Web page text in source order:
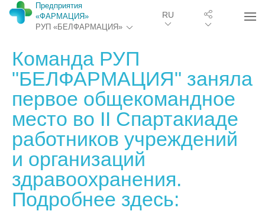
Предприятия
«ФАРМАЦИЯ»
РУП «БЕЛФАРМАЦИЯ»
RU
Команда РУП
"БЕЛФАРМАЦИЯ" заняла
первое общекомандное
место во II Спартакиаде
работников учреждений
и организаций
здравоохранения.
Подробнее здесь: